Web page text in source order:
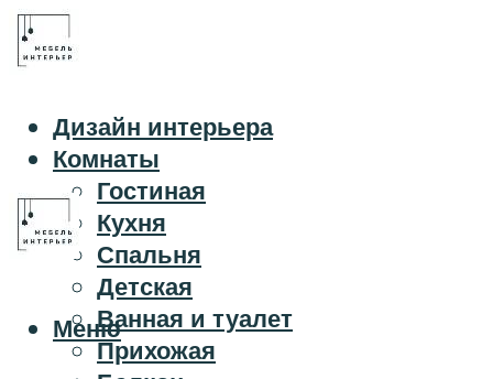
Дизайн интерьера
Комнаты
Гостиная
Кухня
Спальня
Детская
Ванная и туалет
Прихожая
Меню